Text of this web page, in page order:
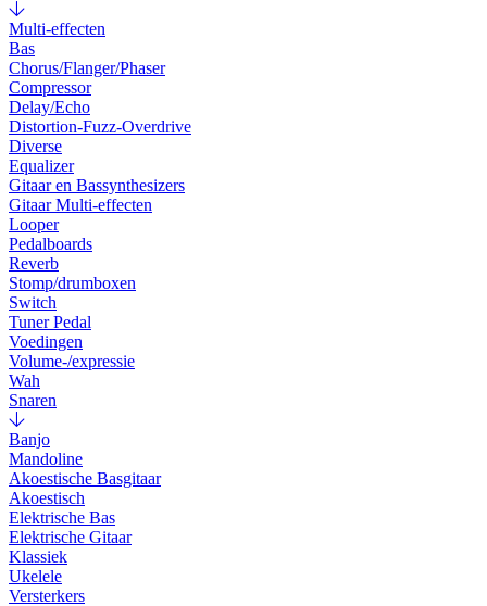
Multi-effecten
Bas
Chorus/Flanger/Phaser
Compressor
Delay/Echo
Distortion-Fuzz-Overdrive
Diverse
Equalizer
Gitaar en Bassynthesizers
Gitaar Multi-effecten
Looper
Pedalboards
Reverb
Stomp/drumboxen
Switch
Tuner Pedal
Voedingen
Volume-/expressie
Wah
Snaren
Banjo
Mandoline
Akoestische Basgitaar
Akoestisch
Elektrische Bas
Elektrische Gitaar
Klassiek
Ukelele
Versterkers